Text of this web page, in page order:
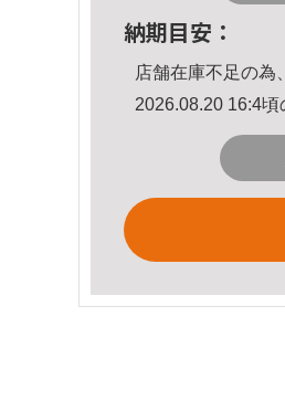
納期目安：
店舗在庫不足の為
2026.08.20 16:4頃